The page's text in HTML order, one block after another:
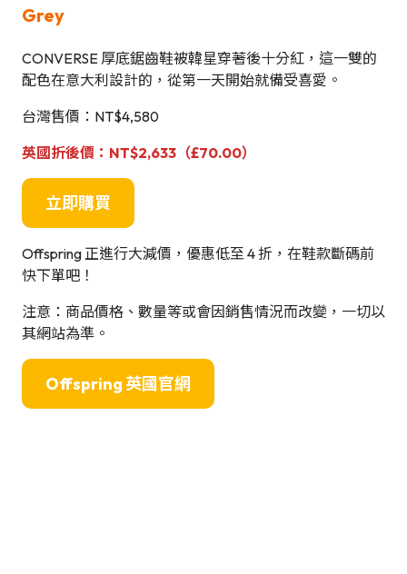
Grey
CONVERSE 厚底鋸齒鞋被韓星穿著後十分紅，這一雙的
配色在意大利設計的，從第一天開始就備受喜愛。
台灣售價：NT$4,580
英國折後價：NT$2,633（£70.00）
立即購買
Offspring 正進行大減價，優惠低至 4 折，在鞋款斷碼前
快下單吧！
注意：商品價格、數量等或會因銷售情況而改變，一切以
其網站為準。
Offspring 英國官網